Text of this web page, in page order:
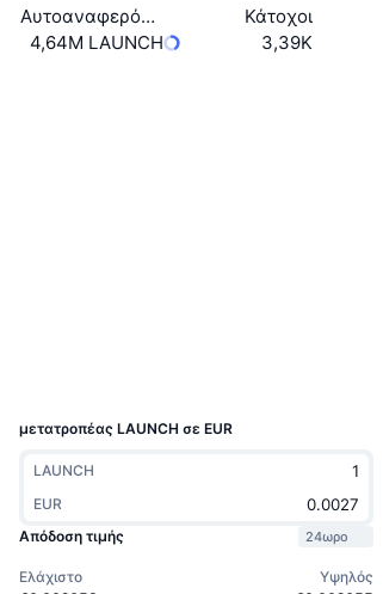
Αυτοαναφερόμενη κυκλοφορούσα
4,64M LAUNCH
Κάτοχοι
3,39K
μετατροπέας LAUNCH σε EUR
LAUNCH
EUR
Απόδοση τιμής
24ωρο
Ελάχιστο
Υψηλός